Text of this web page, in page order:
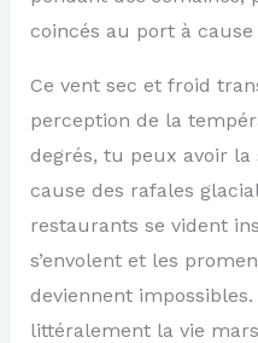
coincés au port à
Ce vent sec et froid
perception de la
degrés, tu peux avoir
cause des rafales
restaurants se vident
s’envolent et les
deviennent
littéralement la vie